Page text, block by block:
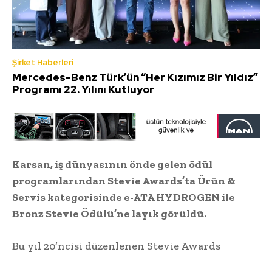
Şirket Haberleri
Mercedes-Benz Türk’ün “Her Kızımız Bir Yıldız”
Programı 22. Yılını Kutluyor
Karsan, iş dünyasının önde gelen ödül
programlarından Stevie Awards’ta Ürün &
Servis kategorisinde e-ATA HYDROGEN ile
Bronz Stevie Ödülü’ne layık görüldü.
Bu yıl 20’ncisi düzenlenen Stevie Awards